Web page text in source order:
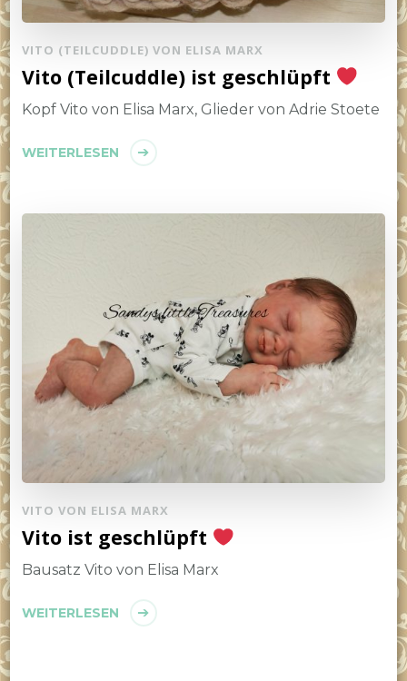
VITO (TEILCUDDLE) VON ELISA MARX
Vito (Teilcuddle) ist geschlüpft
Kopf Vito von Elisa Marx, Glieder von Adrie Stoete
WEITERLESEN
VITO VON ELISA MARX
Vito ist geschlüpft
Bausatz Vito von Elisa Marx
WEITERLESEN